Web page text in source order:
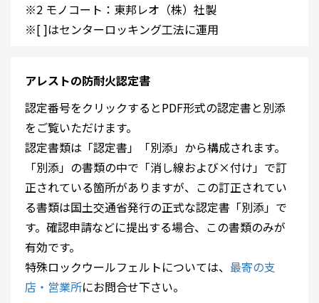
※2 モノコート：東邦レオ（株）社製
※[ ]はセンターロッキング工法に運用
アレストの防耐火認定書
認定番号をクリックするとPDF形式の認定書と別添
をご覧いただけます。
認定書類は「認定書」「別添」から構成されます。
「別添」の書類の中で「消し線および×付け」で訂
正されている箇所がありますが、この訂正されてい
る書類は国土交通省発行の正式な認定書「別添」で
す。確認申請などに提出する場合、この書類のみが
有効です。
特殊ロックウールフェルトについては、 最寄の支
店・営業所にお問合せ下さい。